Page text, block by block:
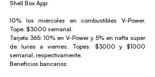
Shell Box App:
10% los miércoles en combustibles V-Power.
Tope: $3000 semanal.
Tarjeta 365: 10% en V-Power y 5% en nafta súper
de lunes a viernes. Topes: $3000 y $1000
semanal, respectivamente.
Beneficios bancarios: